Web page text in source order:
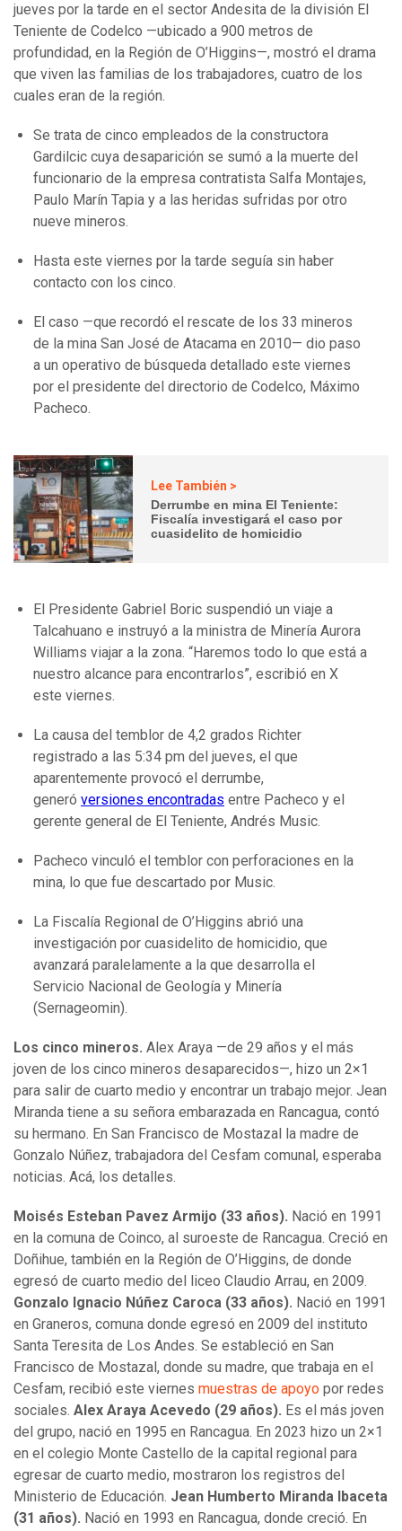
jueves por la tarde en el sector Andesita de la división El
Teniente de Codelco —ubicado a 900 metros de
profundidad, en la Región de O’Higgins—, mostró el drama
que viven las familias de los trabajadores, cuatro de los
cuales eran de la región.
Se trata de cinco empleados de la constructora
Gardilcic cuya desaparición se sumó a la muerte del
funcionario de la empresa contratista Salfa Montajes,
Paulo Marín Tapia y a las heridas sufridas por otro
nueve mineros.
Hasta este viernes por la tarde seguía sin haber
contacto con los cinco.
El caso —que recordó el rescate de los 33 mineros
de la mina San José de Atacama en 2010— dio paso
a un operativo de búsqueda detallado este viernes
por el presidente del directorio de Codelco, Máximo
Pacheco.
Lee También >
Derrumbe en mina El Teniente:
Fiscalía investigará el caso por
cuasidelito de homicidio
El Presidente Gabriel Boric suspendió un viaje a
Talcahuano e instruyó a la ministra de Minería Aurora
Williams viajar a la zona. “Haremos todo lo que está a
nuestro alcance para encontrarlos”, escribió en X
este viernes.
La causa del temblor de 4,2 grados Richter
registrado a las 5:34 pm del jueves, el que
aparentemente provocó el derrumbe,
generó versiones encontradas entre Pacheco y el
gerente general de El Teniente, Andrés Music.
Pacheco vinculó el temblor con perforaciones en la
mina, lo que fue descartado por Music.
La Fiscalía Regional de O’Higgins abrió una
investigación por cuasidelito de homicidio, que
avanzará paralelamente a la que desarrolla el
Servicio Nacional de Geología y Minería
(Sernageomin).
Los cinco mineros. Alex Araya —de 29 años y el más
joven de los cinco mineros desaparecidos—, hizo un 2×1
para salir de cuarto medio y encontrar un trabajo mejor. Jean
Miranda tiene a su señora embarazada en Rancagua, contó
su hermano. En San Francisco de Mostazal la madre de
Gonzalo Núñez, trabajadora del Cesfam comunal, esperaba
noticias. Acá, los detalles.
Moisés Esteban Pavez Armijo (33 años). Nació en 1991
en la comuna de Coinco, al suroeste de Rancagua. Creció en
Doñihue, también en la Región de O’Higgins, de donde
egresó de cuarto medio del liceo Claudio Arrau, en 2009.
Gonzalo Ignacio Núñez Caroca (33 años). Nació en 1991
en Graneros, comuna donde egresó en 2009 del instituto
Santa Teresita de Los Andes. Se estableció en San
Francisco de Mostazal, donde su madre, que trabaja en el
Cesfam, recibió este viernes muestras de apoyo por redes
sociales. Alex Araya Acevedo (29 años). Es el más joven
del grupo, nació en 1995 en Rancagua. En 2023 hizo un 2×1
en el colegio Monte Castello de la capital regional para
egresar de cuarto medio, mostraron los registros del
Ministerio de Educación. Jean Humberto Miranda Ibaceta
(31 años). Nació en 1993 en Rancagua, donde creció. En